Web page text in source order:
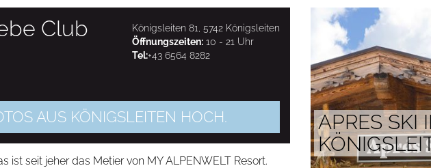
Königsleiten 81, 5742 Königsleiten
Öffnungszeiten: 10 - 21 Uhr
Tel:+43 6564 8282
Club
AUS KÖNIGSLEITEN HOCH.
seit jeher das Metier von MY ALPENWELT Resort.
APRES SKI